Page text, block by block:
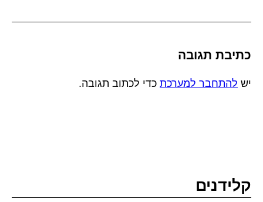
כתיבת תגובה
יש להתחבר למערכת כדי לכתוב תגובה.
קלידנים